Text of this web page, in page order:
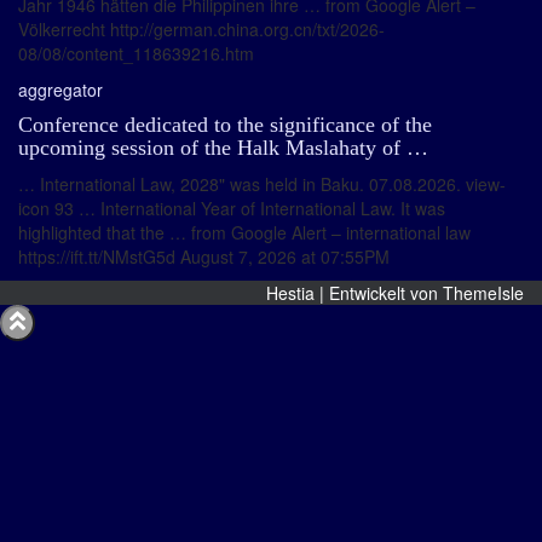
Jahr 1946 hätten die Philippinen ihre … from Google Alert –
Völkerrecht http://german.china.org.cn/txt/2026-
08/08/content_118639216.htm
aggregator
Conference dedicated to the significance of the
upcoming session of the Halk Maslahaty of …
… International Law, 2028" was held in Baku. 07.08.2026. view-
icon 93 … International Year of International Law. It was
highlighted that the … from Google Alert – international law
https://ift.tt/NMstG5d August 7, 2026 at 07:55PM
Hestia | Entwickelt von ThemeIsle